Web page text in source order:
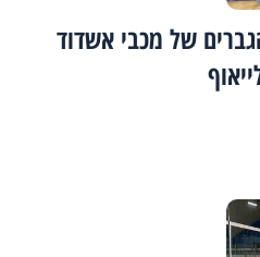
של מכבי אשדוד